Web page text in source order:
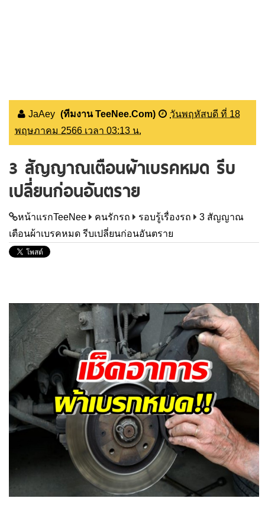
JaAey (ทีมงาน TeeNee.Com)
วันพฤหัสบดี ที่ 18
พฤษภาคม 2566 เวลา 03:13 น.
3 สัญญาณเตือนผ้าเบรคหมด รีบ
เปลี่ยนก่อนอันตราย
หน้าแรกTeeNee คนรักรถ รอบรู้เรื่องรถ
3 สัญญาณ
เตือนผ้าเบรคหมด รีบเปลี่ยนก่อนอันตราย